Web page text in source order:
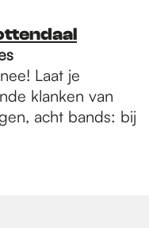
Laat je
klanken van
acht bands: bij